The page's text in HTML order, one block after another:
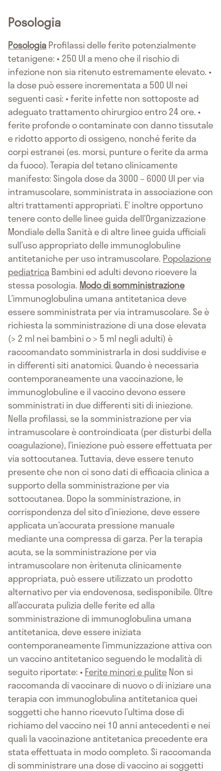
Posologia
PosologiaProfilassi delle ferite potenzialmente
tetanigene: • 250 UI a meno che il rischio di
infezione non sia ritenuto estremamente elevato. •
la dose può essere incrementata a 500 UI nei
seguenti casi: • ferite infette non sottoposte ad
adeguato trattamento chirurgico entro 24 ore. •
ferite profonde o contaminate con danno tissutale
e ridotto apporto di ossigeno, nonché ferite da
corpi estranei (es. morsi, punture o ferite da arma
da fuoco). Terapia del tetano clinicamente
manifesto: Singola dose da 3000 – 6000 UI per via
intramuscolare, somministrata in associazione con
altri trattamenti appropriati. E’ inoltre opportuno
tenere conto delle linee guida dell’Organizzazione
Mondiale della Sanità e di altre linee guida ufficiali
sull’uso appropriato delle immunoglobuline
antitetaniche per uso intramuscolare. Popolazione
pediatrica Bambini ed adulti devono ricevere la
stessa posologia. Modo di somministrazione
L’immunoglobulina umana antitetanica deve
essere somministrata per via intramuscolare. Se è
richiesta la somministrazione di una dose elevata
(> 2 ml nei bambini o > 5 ml negli adulti) è
raccomandato somministrarla in dosi suddivise e
in differenti siti anatomici. Quando è necessaria
contemporaneamente una vaccinazione, le
immunoglobuline e il vaccino devono essere
somministrati in due differenti siti di iniezione.
Nella profilassi, se la somministrazione per via
intramuscolare è controindicata (per disturbi della
coagulazione), l’iniezione può essere effettuata per
via sottocutanea. Tuttavia, deve essere tenuto
presente che non ci sono dati di efficacia clinica a
supporto della somministrazione per via
sottocutanea. Dopo la somministrazione, in
corrispondenza del sito d’iniezione, deve essere
applicata un’accurata pressione manuale
mediante una compressa di garza. Per la terapia
acuta, se la somministrazione per via
intramuscolare non èritenuta clinicamente
appropriata, può essere utilizzato un prodotto
alternativo per via endovenosa, sedisponibile. Oltre
all’accurata pulizia delle ferite ed alla
somministrazione di immunoglobulina umana
antitetanica, deve essere iniziata
contemporaneamente l’immunizzazione attiva con
un vaccino antitetanico seguendo le modalità di
seguito riportate: • Ferite minori e puliteNon si
raccomanda di vaccinare di nuovo o di iniziare una
terapia con immunoglobulina antitetanica quei
soggetti che hanno ricevuto l’ultima dose di
richiamo del vaccino nei 10 anni antecedenti e nei
quali la vaccinazione antitetanica precedente era
stata effettuata in modo completo. Si raccomanda
di somministrare una dose di vaccino ai soggetti